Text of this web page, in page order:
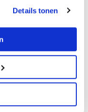
Details tonen
Iedereen die mee wil
via